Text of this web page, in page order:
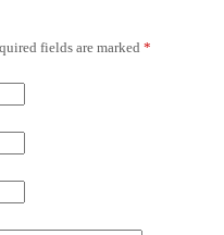
fields are marked *